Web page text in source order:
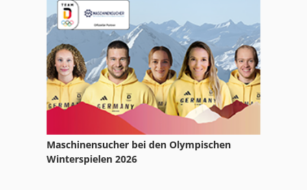
Maschinensucher bei den Olympischen
Winterspielen 2026